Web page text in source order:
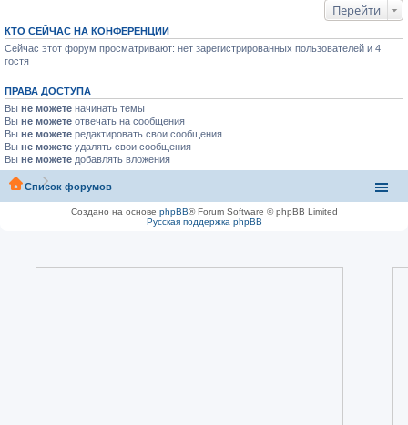
Перейти
КТО СЕЙЧАС НА КОНФЕРЕНЦИИ
Сейчас этот форум просматривают: нет зарегистрированных пользователей и 4
гостя
ПРАВА ДОСТУПА
Вы не можете начинать темы
Вы не можете отвечать на сообщения
Вы не можете редактировать свои сообщения
Вы не можете удалять свои сообщения
Вы не можете добавлять вложения
Список форумов
Создано на основе phpBB® Forum Software © phpBB Limited
Русская поддержка phpBB